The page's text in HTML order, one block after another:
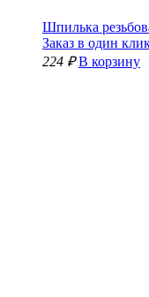
Шпилька
Заказ в один
224 ₽ В корзину